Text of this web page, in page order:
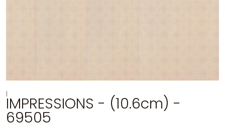
|IMPRESSIONS - (10.6cm) -
69505